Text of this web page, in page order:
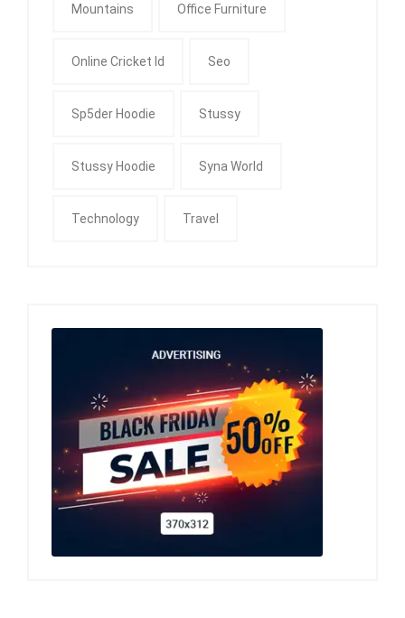
Mountains Office Furniture
Online Cricket Id Seo
Sp5der Hoodie Stussy
Stussy Hoodie Syna World
Technology Travel